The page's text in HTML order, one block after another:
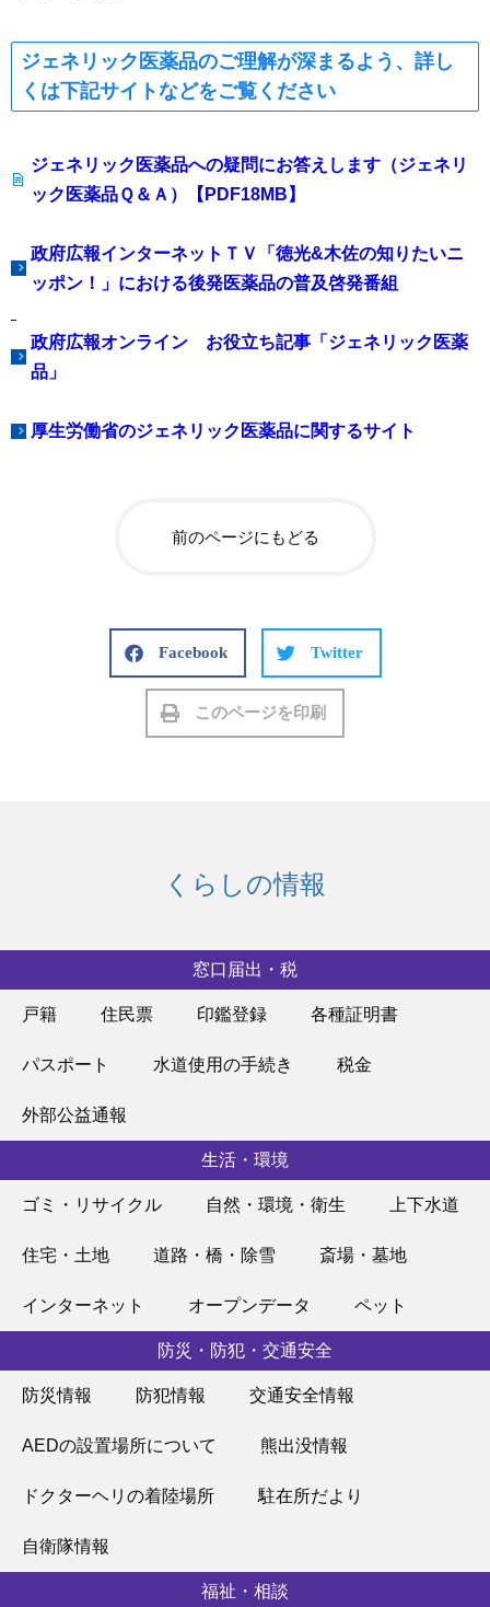
ジェネリック医薬品のご理解が深まるよう、詳し
くは下記サイトなどをご覧ください
ジェネリック医薬品への疑問にお答えします（ジェネリ
ック医薬品Ｑ＆Ａ）【PDF18MB】
政府広報インターネットＴＶ「徳光&木佐の知りたいニ
ッポン！」における後発医薬品の普及啓発番組
政府広報オンライン お役立ち記事「ジェネリック医薬
品」
厚生労働省のジェネリック医薬品に関するサイト
前のページにもどる
Facebook Twitter
このページを印刷
くらしの情報
窓口届出・税
戸籍 住民票 印鑑登録 各種証明書
パスポート 水道使用の手続き 税金
外部公益通報
生活・環境
ゴミ・リサイクル 自然・環境・衛生 上下水道
住宅・土地 道路・橋・除雪 斎場・墓地
インターネット オープンデータ ペット
防災・防犯・交通安全
防災情報 防犯情報 交通安全情報
AEDの設置場所について 熊出没情報
ドクターヘリの着陸場所 駐在所だより
自衛隊情報
福祉・相談